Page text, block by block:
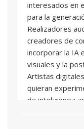
Generalitat
interesados en
para la
Realizadores
creadores de
incorporar la IA
visuales y la
Artistas
quieran
de inteligencia